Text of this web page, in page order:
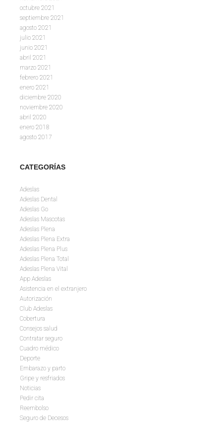
octubre 2021
septiembre 2021
agosto 2021
julio 2021
junio 2021
abril 2021
marzo 2021
febrero 2021
enero 2021
diciembre 2020
noviembre 2020
abril 2020
enero 2018
agosto 2017
CATEGORÍAS
Adeslas
Adeslas Dental
Adeslas Go
Adeslas Mascotas
Adeslas Plena
Adeslas Plena Extra
Adeslas Plena Plus
Adeslas Plena Total
Adeslas Plena Vital
App Adeslas
Asistencia en el extranjero
Autorización
Club Adeslas
Cobertura
Consejos salud
Contratar seguro
Cuadro médico
Deporte
Embarazo y parto
Gripe y resfriados
Noticias
Pedir cita
Reembolso
Seguro de Decesos